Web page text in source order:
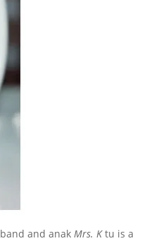
and anak Mrs. Ktu is a